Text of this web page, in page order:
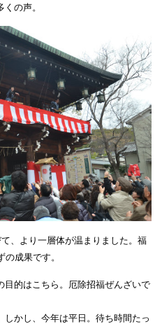
の声。
、より一層体が温まりました。福
成果です。
的はこちら。厄除招福ぜんざいで
かし、今年は平日。待ち時間たっ